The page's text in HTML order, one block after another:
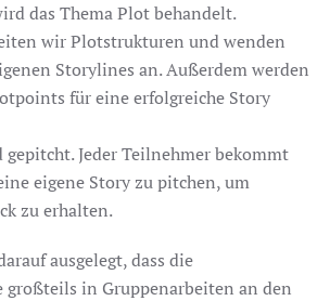
das Thema Plot behandelt.
wir Plotstrukturen und wenden
Storylines an. Außerdem werden
für eine erfolgreiche Story
Jeder Teilnehmer bekommt
eigene Story zu pitchen, um
zu erhalten.
ausgelegt, dass die
in Gruppenarbeiten an den